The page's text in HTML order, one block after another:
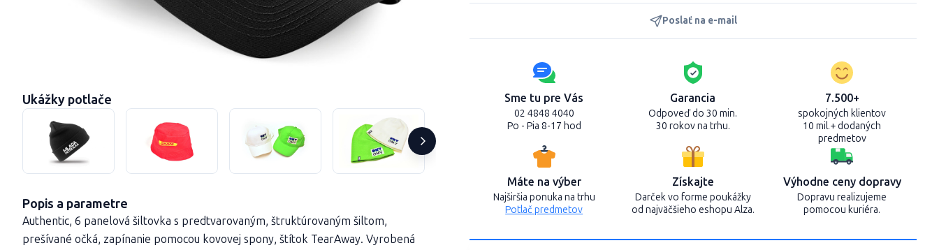
Poslať na e-mail
Sme tu pre Vás
02 4848 4040
Po - Pia 8-17 hod
Garancia
Odpoveď do 30 min.
30 rokov na trhu.
7.500+
spokojných klientov
10 mil.+ dodaných
predmetov
Máte na výber
Najširšia ponuka na trhu
Potlač predmetov
Získajte
Darček vo forme poukážky
od najväčšieho eshopu Alza.
Výhodne ceny dopravy
Dopravu realizujeme
pomocou kuriéra.
Ukážky potlače
Popis a parametre
Authentic, 6 panelová šiltovka s predtvarovaným, štruktúrovaným šiltom,
prešívané očká, zapínanie pomocou kovovej spony, štítok TearAway. Vyrobená